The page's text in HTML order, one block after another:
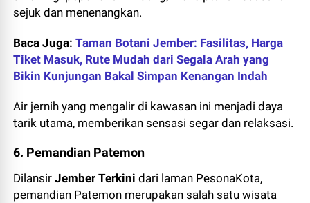
sejuk dan menenangkan.
Baca Juga: Taman Botani Jember: Fasilitas, Harga
Tiket Masuk, Rute Mudah dari Segala Arah yang
Bikin Kunjungan Bakal Simpan Kenangan Indah
Air jernih yang mengalir di kawasan ini menjadi daya
tarik utama, memberikan sensasi segar dan relaksasi.
6. Pemandian Patemon
DilansirJember Terkinidari laman PesonaKota,
pemandian Patemon merupakan salah satu wisata